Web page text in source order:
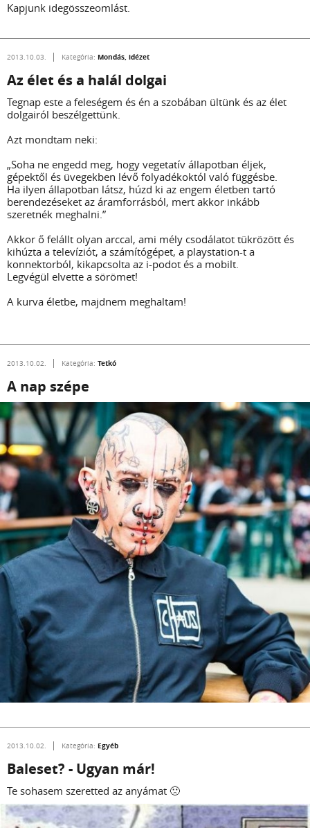
Kapjunk idegösszeomlást.
2013.10.03. Kategória: Mondás, idézet
Az élet és a halál dolgai
Tegnap este a feleségem és én a szobában ültünk és az élet
dolgairól beszélgettünk.
Azt mondtam neki:
„Soha ne engedd meg, hogy vegetatív állapotban éljek,
gépektől és üvegekben lévő folyadékoktól való függésbe.
Ha ilyen állapotban látsz, húzd ki az engem életben tartó
berendezéseket az áramforrásból, mert akkor inkább
szeretnék meghalni.”
Akkor ő felállt olyan arccal, ami mély csodálatot tükrözött és
kihúzta a televíziót, a számítógépet, a playstation-t a
konnektorból, kikapcsolta az i-podot és a mobilt.
Legvégül elvette a sörömet!
A kurva életbe, majdnem meghaltam!
2013.10.02. Kategória: Tetkó
A nap szépe
2013.10.02. Kategória: Egyéb
Baleset? - Ugyan már!
Te sohasem szeretted az anyámat 🙁